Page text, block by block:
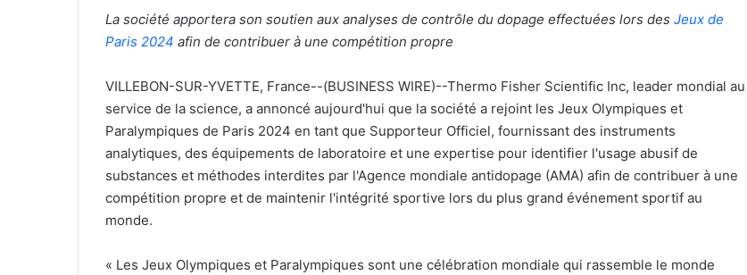
La société apportera son soutien aux analyses de contrôle du dopage effectuées lors des Jeux de
Paris 2024 afin de contribuer à une compétition propre
VILLEBON-SUR-YVETTE, France--(BUSINESS WIRE)--Thermo Fisher Scientific Inc, leader mondial au
service de la science, a annoncé aujourd'hui que la société a rejoint les Jeux Olympiques et
Paralympiques de Paris 2024 en tant que Supporteur Officiel, fournissant des instruments
analytiques, des équipements de laboratoire et une expertise pour identifier l'usage abusif de
substances et méthodes interdites par l'Agence mondiale antidopage (AMA) afin de contribuer à une
compétition propre et de maintenir l'intégrité sportive lors du plus grand événement sportif au
monde.
« Les Jeux Olympiques et Paralympiques sont une célébration mondiale qui rassemble le monde